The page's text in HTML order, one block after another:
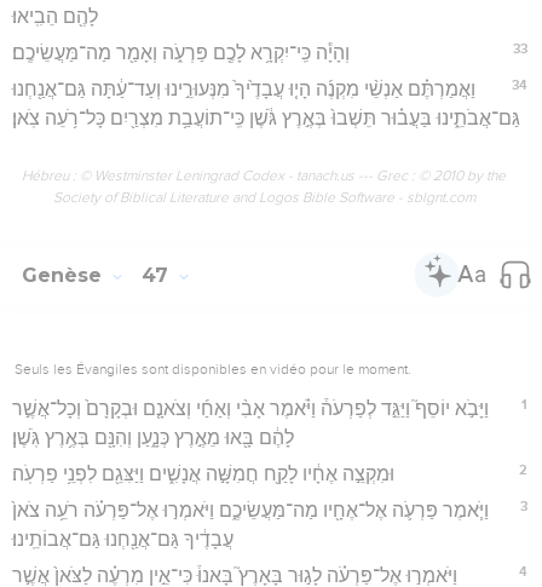
לָהֶ֖ם הֵבִֽיאוּ׃
33 וְהָיָ֕ה כִּֽי־יִקְרָ֥א לָכֶ֖ם פַּרְעֹ֑ה וְאָמַ֖ר מַה־מַּעֲשֵׂיכֶֽם׃
34
וַאֲמַרְתֶּ֗ם אַנְשֵׁ֨י מִקְנֶ֜ה הָי֤וּ עֲבָדֶ֙יךָ֙ מִנְּעוּרֵ֣ינוּ וְעַד־עַ֔תָּה גַּם־אֲנַ֖חְנוּ
גַּם־אֲבֹתֵ֑ינוּ בַּעֲב֗וּר תֵּשְׁבוּ֙ בְּאֶ֣רֶץ גֹּ֔שֶׁן כִּֽי־תוֹעֲבַ֥ת מִצְרַ֖יִם כָּל־רֹ֥עֵה צֹֽאן׃
Hébreu : © Westminster Leningrad Codex - tanach.us --- Grec : © 2010 by the
Society of Biblical Literature and Logos Bible Software - sblgnt.com
Genèse 47
Seuls les Évangiles sont disponibles en vidéo pour le moment.
1
וַיָּבֹ֣א יוֹסֵף֮ וַיַּגֵּ֣ד לְפַרְעֹה֒ וַיֹּ֗אמֶר אָבִ֨י וְאַחַ֜י וְצֹאנָ֤ם וּבְקָרָם֙ וְכָל־אֲשֶׁ֣ר
לָהֶ֔ם בָּ֖אוּ מֵאֶ֣רֶץ כְּנָ֑עַן וְהִנָּ֖ם בְּאֶ֥רֶץ גֹּֽשֶׁן׃
2 וּמִקְצֵ֣ה אֶחָ֔יו לָקַ֖ח חֲמִשָּׁ֣ה אֲנָשִׁ֑ים וַיַּצִּגֵ֖ם לִפְנֵ֥י פַרְעֹֽה׃
3
וַיֹּ֧אמֶר פַּרְעֹ֛ה אֶל־אֶחָ֖יו מַה־מַּעֲשֵׂיכֶ֑ם וַיֹּאמְר֣וּ אֶל־פַּרְעֹ֗ה רֹעֵ֥ה צֹאן֙
עֲבָדֶ֔יךָ גַּם־אֲנַ֖חְנוּ גַּם־אֲבוֹתֵֽינוּ׃
4
וַיֹּאמְר֣וּ אֶל־פַּרְעֹ֗ה לָג֣וּר בָּאָרֶץ֮ בָּאנוּ֒ כִּי־אֵ֣ין מִרְעֶ֗ה לַצֹּאן֙ אֲשֶׁ֣ר